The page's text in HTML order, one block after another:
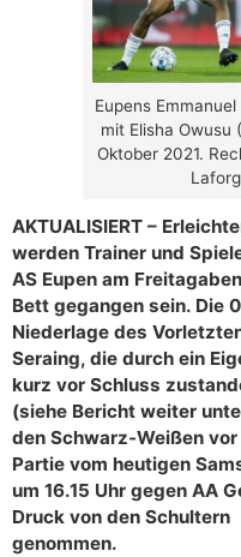
Eupens
mit Elisha Owusu
Oktober 2021.
AKTUALISIERT –
werden Trainer und
AS Eupen am
Bett gegangen sein. Die
Niederlage des
Seraing, die durch ein
kurz vor Schluss
(siehe Bericht weiter
den Schwarz-Weißen
Partie vom heutigen
um 16.15 Uhr gegen AA
Druck von den Schultern
genommen.